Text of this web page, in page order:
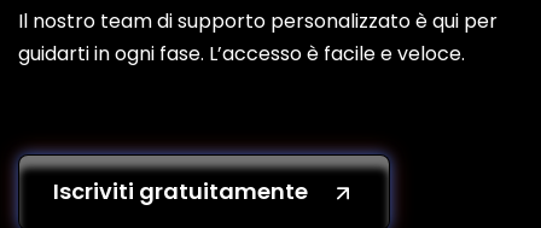
Il nostro team di supporto personalizzato è qui per
guidarti in ogni fase. L’accesso è facile e veloce.
Iscriviti gratuitamente